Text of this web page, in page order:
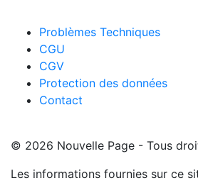
Problèmes Techniques
CGU
CGV
Protection des données
Contact
© 2026 Nouvelle Page - Tous
Les informations fournies sur ce